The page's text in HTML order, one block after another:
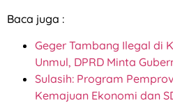
Baca juga :
Geger Tambang Ilegal di
Unmul, DPRD Minta
Sulasih: Program
Kemajuan Ekonomi dan